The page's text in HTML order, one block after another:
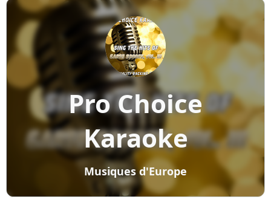
Pro Choice
Karaoke
Musiques d'Europe